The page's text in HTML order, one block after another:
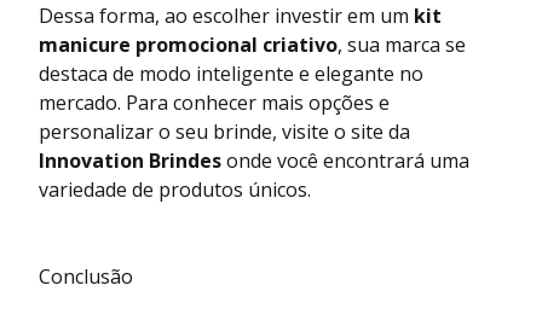
Dessa forma, ao escolher investir em um kit
manicure promocional criativo, sua marca se
destaca de modo inteligente e elegante no
mercado. Para conhecer mais opções e
personalizar o seu brinde, visite o site da
Innovation Brindesonde você encontrará uma
variedade de produtos únicos.
Conclusão